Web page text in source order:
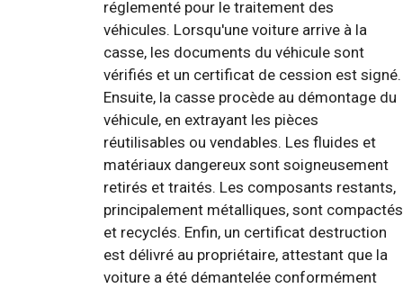
réglementé pour le traitement des
véhicules. Lorsqu'une voiture arrive à la
casse, les documents du véhicule sont
vérifiés et un certificat de cession est signé.
Ensuite, la casse procède au démontage du
véhicule, en extrayant les pièces
réutilisables ou vendables. Les fluides et
matériaux dangereux sont soigneusement
retirés et traités. Les composants restants,
principalement métalliques, sont compactés
et recyclés. Enfin, un certificat destruction
est délivré au propriétaire, attestant que la
voiture a été démantelée conformément